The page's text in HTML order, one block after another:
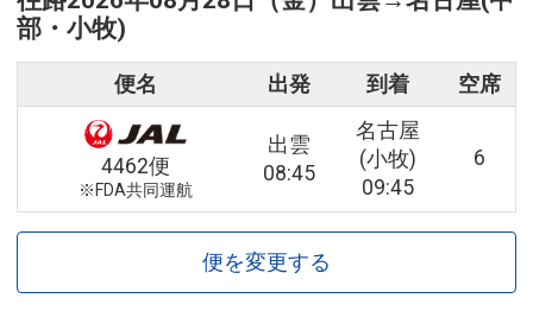
部・小牧)
便名 出発 到着 空席
4462便
※FDA共同運航
出雲
08:45
名古屋
(小牧)
09:45
6
便を変更する